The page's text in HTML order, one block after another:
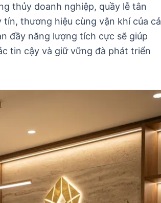
thủy doanh nghiệp, quầy lễ tân
thương hiệu cùng vận khí của cả
đầy năng lượng tích cực sẽ giúp
tin cậy và giữ vững đà phát triển